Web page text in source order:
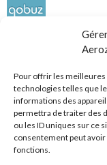
Pour offrir les meilleures
technologies telles que
informations des
permettra de traiter des
ou les ID uniques sur ce
consentement peut
fonctions.
Réseaux sociaux